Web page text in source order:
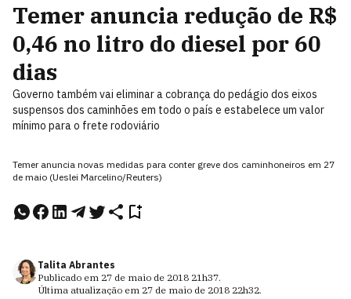
Temer anuncia redução de R$
0,46 no litro do diesel por 60
dias
Governo também vai eliminar a cobrança do pedágio dos eixos
suspensos dos caminhões em todo o país e estabelece um valor
mínimo para o frete rodoviário
Temer anuncia novas medidas para conter greve dos caminhoneiros em 27
de maio (Ueslei Marcelino/Reuters)
Talita Abrantes
Publicado em 27 de maio de 2018 21h37.
Última atualização em 27 de maio de 2018 22h32.